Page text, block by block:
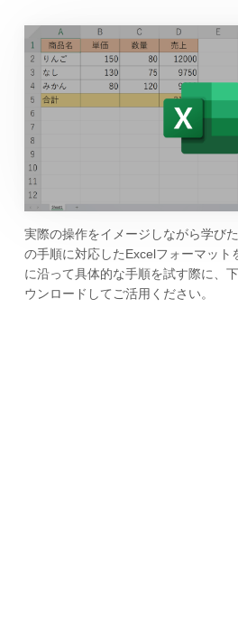
実際の操作をイメージしながら学び
の手順に対応したExcelフォーマット
に沿って具体的な手順を試す際に、
ウンロードしてご活用ください。